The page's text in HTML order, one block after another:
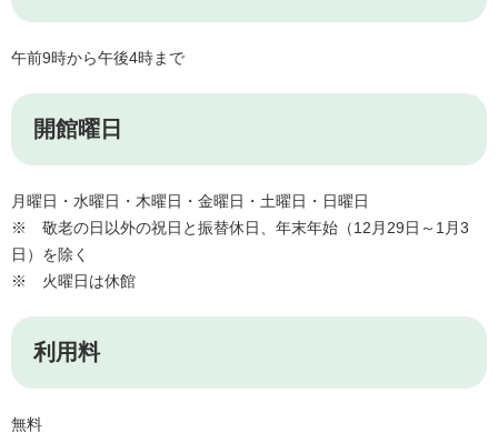
午前9時から午後4時まで
開館曜日
月曜日・水曜日・木曜日・金曜日・土曜日・日曜日
※ 敬老の日以外の祝日と振替休日、年末年始（12月29日～1月3
日）を除く
※ 火曜日は休館
利用料
無料